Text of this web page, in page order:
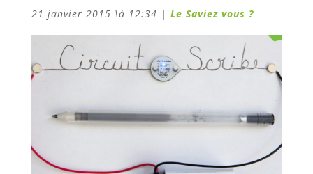
21 janvier 2015 \à 12:34 | Le Saviez vous ?